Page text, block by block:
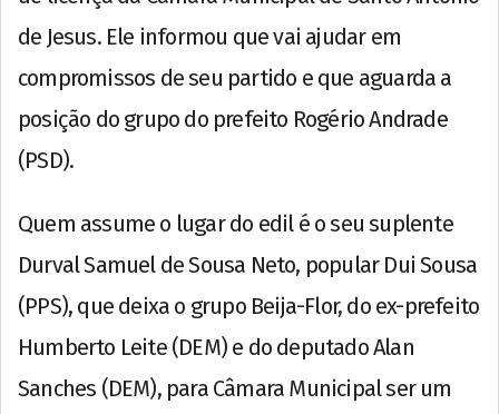
de Jesus. Ele informou que vai ajudar em
compromissos de seu partido e que aguarda a
posição do grupo do prefeito Rogério Andrade
(PSD).
Quem assume o lugar do edil é o seu suplente
Durval Samuel de Sousa Neto, popular Dui Sousa
(PPS), que deixa o grupo Beija-Flor, do ex-prefeito
Humberto Leite (DEM) e do deputado Alan
Sanches (DEM), para Câmara Municipal ser um